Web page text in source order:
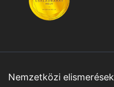
Nemzetközi elismerések